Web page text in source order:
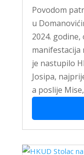
Povodom
u
2024.
manifestacija
je nastupilo
Josipa,
a poslije